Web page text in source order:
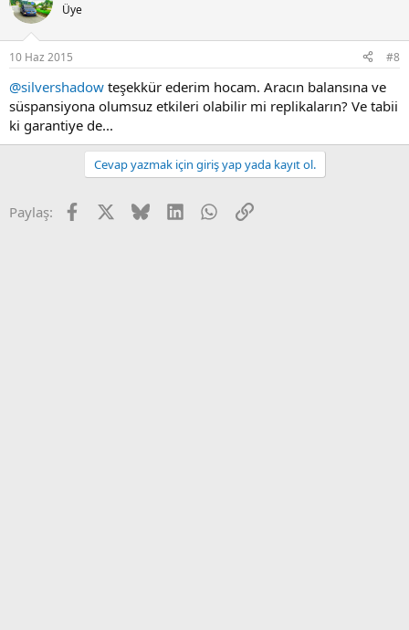
Üye
10 Haz 2015 #8
@silvershadow teşekkür ederim hocam. Aracın balansına ve
süspansiyona olumsuz etkileri olabilir mi replikaların? Ve tabii
ki garantiye de...
Cevap yazmak için giriş yap yada kayıt ol.
Paylaş: Facebook BlueskyLinkedInWhatsApp
Link